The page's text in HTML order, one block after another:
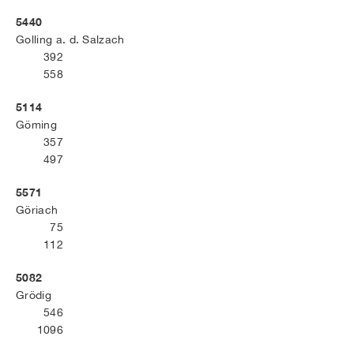
5440
Golling a. d. Salzach
392
558
5114
Göming
357
497
5571
Göriach
75
112
5082
Grödig
546
1096